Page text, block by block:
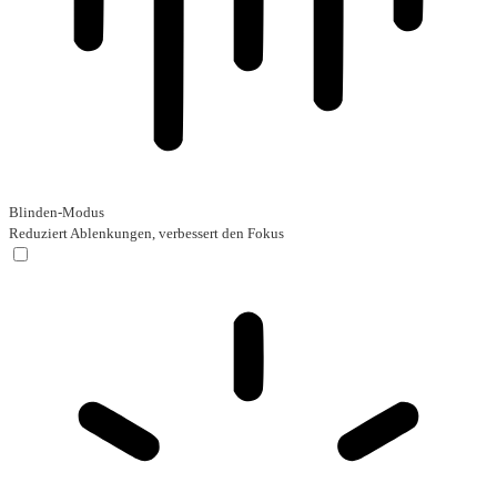
Blinden-Modus
Reduziert Ablenkungen, verbessert den Fokus